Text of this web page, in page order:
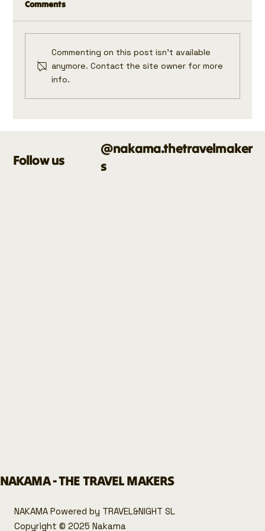
Panama: Latinoamerikako bitxi
Comments
Commenting on this post isn't available
anymore. Contact the site owner for more
info.
Follow us
@nakama.thetravelmaker
s
NAKAMA - THE TRAVEL MAKERS
NAKAMA Powered by TRAVEL&NIGHT SL
Copyright © 2025 Nakama